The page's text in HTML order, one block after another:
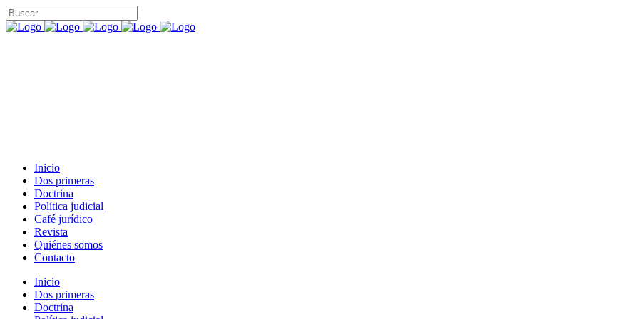
Inicio
Dos primeras
Doctrina
Política judicial
Café jurídico
Revista
Quiénes somos
Contacto
Inicio
Dos primeras
Doctrina